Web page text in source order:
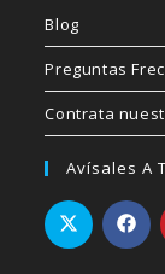
Blog
Preguntas
Contrata
Avísales A